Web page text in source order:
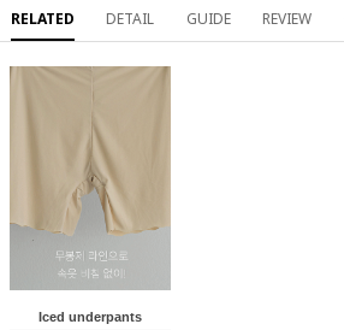
RELATED DETAIL GUIDE REVIEW
Iced underpants